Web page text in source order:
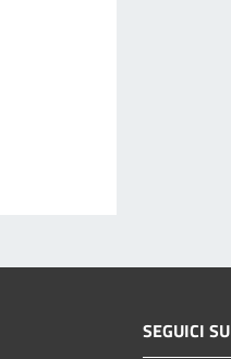
SEGUICI SU